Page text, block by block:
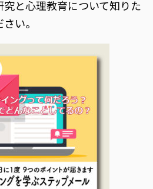
と心理教育について知りた
い。